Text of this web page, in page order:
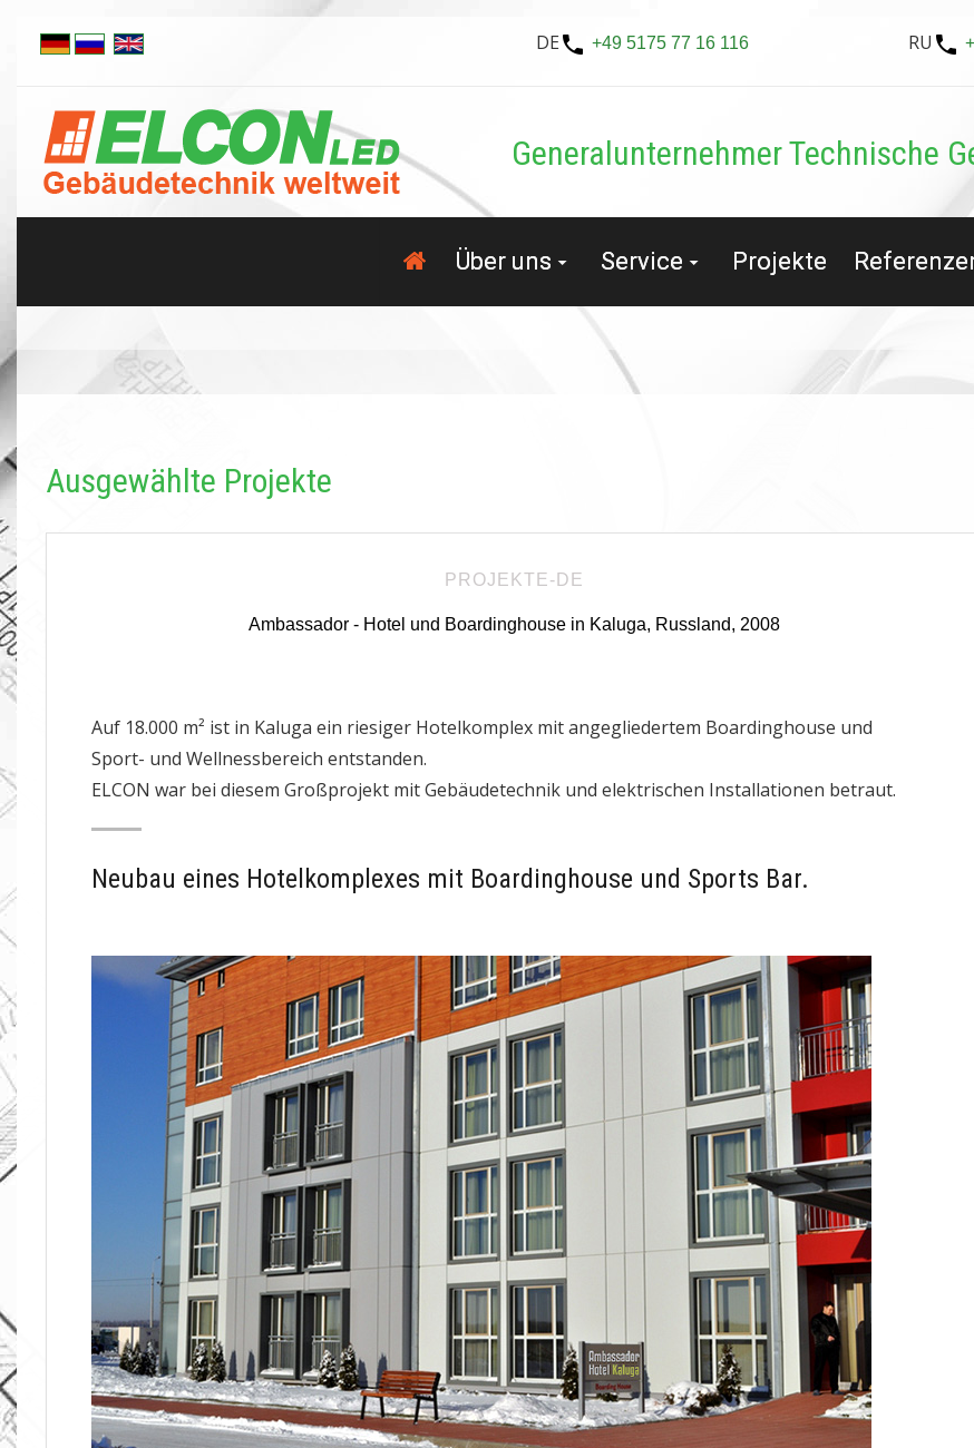
DE +49 5175 77 16 116 RU
Generalunternehmer Tech­nische
Über uns Service Projekte
Ausgewählte Projekte
PROJEKTE-DE
Ambassador - Hotel und Boardinghouse in Kaluga, Russland, 2008
Auf 18.000 m² ist in Kaluga ein riesiger Hotelkomplex mit angegliedertem Boardinghouse und
Sport- und Wellnessbereich entstanden.
ELCON war bei diesem Großprojekt mit Gebäudetechnik und elektrischen Installationen betraut.
Neubau eines Hotelkomplexes mit Boardinghouse und Sports Bar.